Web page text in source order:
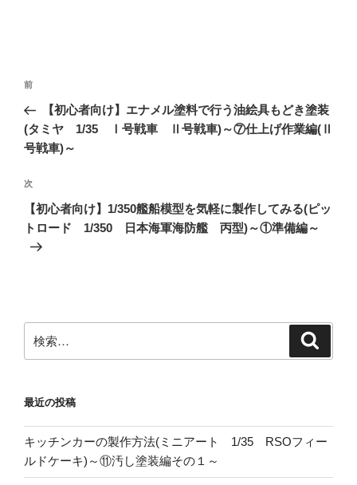
投
ナ
ビ
ー
シ
ョ
ン
前
の
投
稿
前
【初心者向け】エナメル塗料で行う油絵具もどき塗装
(タミヤ 1/35 Ⅰ号戦車 Ⅱ号戦車)～⑦仕上げ作業編(Ⅱ
号戦車)～
次
の
投
次
【初心者向け】1/350艦船模型を気軽に製作してみる(ピッ
トロード 1/350 日本海軍海防艦 丙型)～①準備編～
索:
最近の投稿
キッチンカーの製作方法(ミニアート 1/35 RSOフィー
ルドケーキ)～⑪汚し塗装編その１～